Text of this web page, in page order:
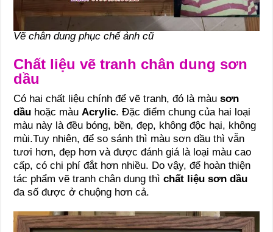
Vẽ chân dung phục chế ảnh cũ
Chất liệu vẽ tranh chân dung sơn
dầu
Có hai chất liệu chính để vẽ tranh, đó là màusơn
dầu hoặc màuAcrylic. Đặc điểm chung của hai loại
màu này là đều bóng, bền, đẹp, không độc hại, không
mùi.Tuy nhiên, để so sánh thì màu sơn dầu thì vẫn
tươi hơn, đẹp hơn và được đánh giá là loại màu cao
cấp, có chi phí đắt hơn nhiều. Do vậy, để hoàn thiện
tác phẩm vẽ tranh chân dung thìchất liệu sơn dầu
đa số được ở chuộng hơn cả.